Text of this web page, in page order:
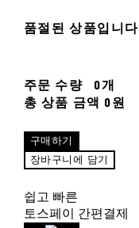
품절된 상품입니다.
주문 수량
0개
총 상품 금액 0원
구매하기
장바구니에 담기
쉽고 빠른
토스페이 간편결제